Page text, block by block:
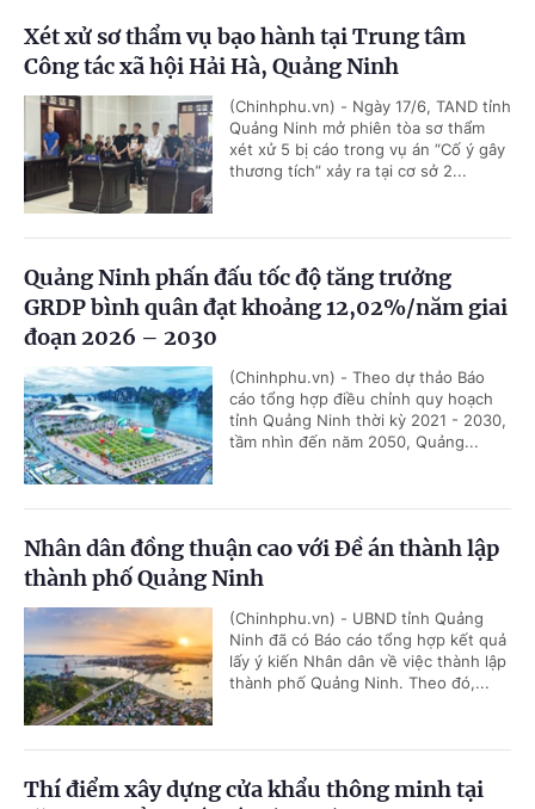
Xét xử sơ thẩm vụ bạo hành tại Trung tâm
Công tác xã hội Hải Hà, Quảng Ninh
(Chinhphu.vn) - Ngày 17/6, TAND tỉnh
Quảng Ninh mở phiên tòa sơ thẩm
xét xử 5 bị cáo trong vụ án “Cố ý gây
thương tích” xảy ra tại cơ sở 2...
Quảng Ninh phấn đấu tốc độ tăng trưởng
GRDP bình quân đạt khoảng 12,02%/năm giai
đoạn 2026 – 2030
(Chinhphu.vn) - Theo dự thảo Báo
cáo tổng hợp điều chỉnh quy hoạch
tỉnh Quảng Ninh thời kỳ 2021 - 2030,
tầm nhìn đến năm 2050, Quảng...
Nhân dân đồng thuận cao với Đề án thành lập
thành phố Quảng Ninh
(Chinhphu.vn) - UBND tỉnh Quảng
Ninh đã có Báo cáo tổng hợp kết quả
lấy ý kiến Nhân dân về việc thành lập
thành phố Quảng Ninh. Theo đó,...
Thí điểm xây dựng cửa khẩu thông minh tại